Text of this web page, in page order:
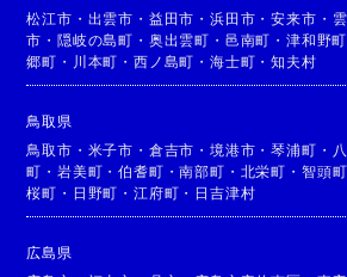
松江市 ・ 出雲市 ・ 益田市 ・浜田市 ・安来市 ・
市 ・隠岐の島町 ・ 奥出雲町 ・ 邑南町 ・津和野町
郷町 ・ 川本町 ・西ノ島町 ・海士町 ・知夫村
鳥取県
鳥取市 ・ 米子市 ・ 倉吉市 ・境港市 ・琴浦町 ・
町 ・岩美町 ・伯耆町 ・南部町 ・ 北栄町 ・ 智頭町
桜町 ・ 日野町 ・江府町 ・ 日吉津村
広島県